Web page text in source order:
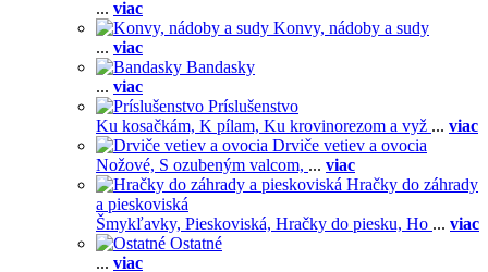
... viac
Konvy, nádoby a sudy
... viac
Bandasky
... viac
Príslušenstvo
Ku kosačkám, K pílam, Ku krovinorezom a vyž ... viac
Drviče vetiev a ovocia
Nožové, S ozubeným valcom, ... viac
Hračky do záhrady
a pieskoviská
Šmykľavky, Pieskoviská, Hračky do piesku, Ho ... viac
Ostatné
... viac